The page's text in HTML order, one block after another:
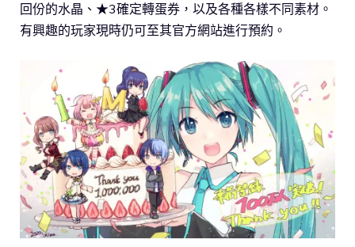
回份的水晶、★3確定轉蛋券，以及各種各樣不同素材。
有興趣的玩家現時仍可至其官方網站進行預約。